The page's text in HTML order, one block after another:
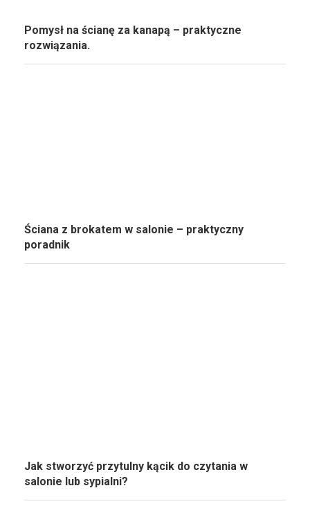
Pomysł na ścianę za kanapą – praktyczne
rozwiązania.
Ściana z brokatem w salonie – praktyczny
poradnik
Jak stworzyć przytulny kącik do czytania w
salonie lub sypialni?